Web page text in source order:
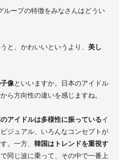
ループの特徴をみなさんはどうい
と、かわいいというより、 美し
像といいますか。日本のアイドル
ら方向性の違いを感じますね。
のアイドルは多様性に振っているイ
ジュアル、いろんなコンセプトが
。一方、 韓国はトレンドを重視す
同じ波に乗って、その中で一番上